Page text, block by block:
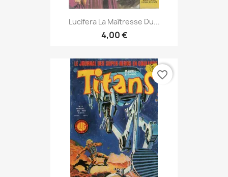
Lucifera La Maîtresse Du...
4,00 €
favorite_border